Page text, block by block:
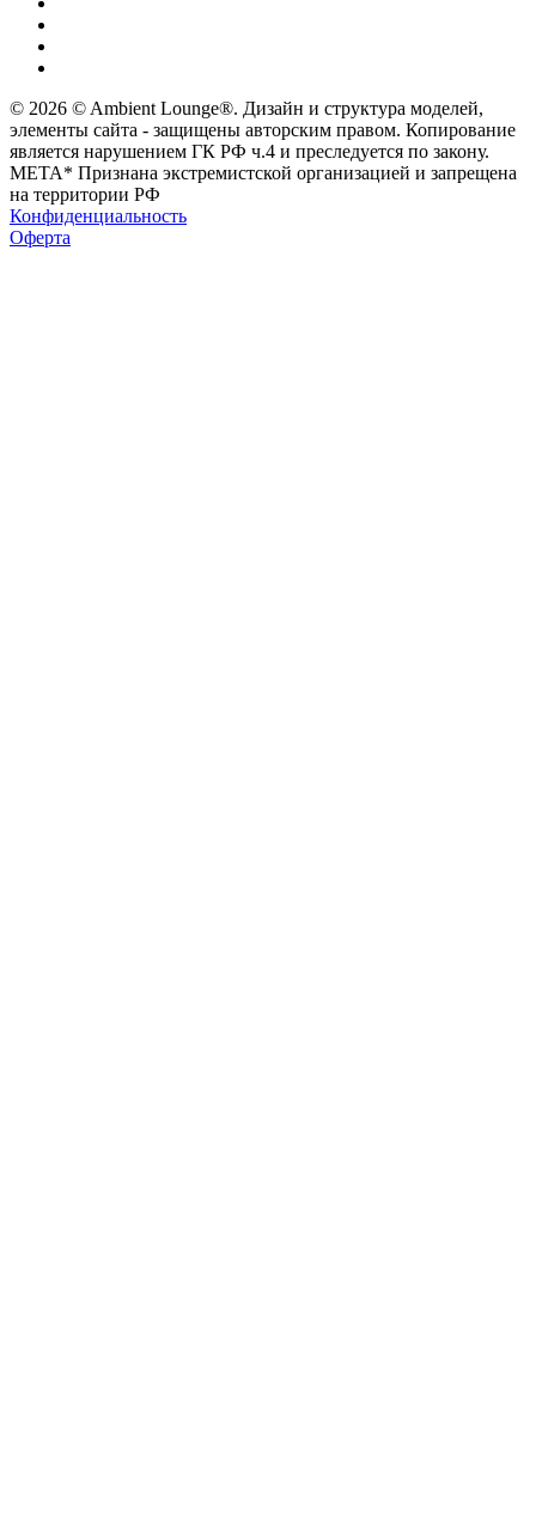
© 2026 © Ambient Lounge®. Дизайн и структура моделей,
элементы сайта - защищены авторским правом. Копирование
является нарушением ГК РФ ч.4 и преследуется по закону.
МЕТА* Признана экстремистской организацией и запрещена
на территории РФ
Конфиденциальность
Оферта